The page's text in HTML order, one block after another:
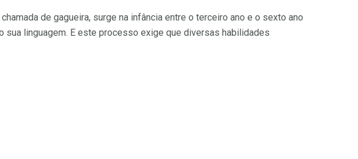
de gagueira, surge na infância entre o terceiro ano e o sexto ano
linguagem. E este processo exige que diversas habilidades